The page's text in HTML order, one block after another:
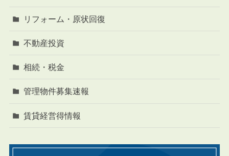
リフォーム・原状回復
不動産投資
相続・税金
管理物件募集速報
賃貸経営得情報